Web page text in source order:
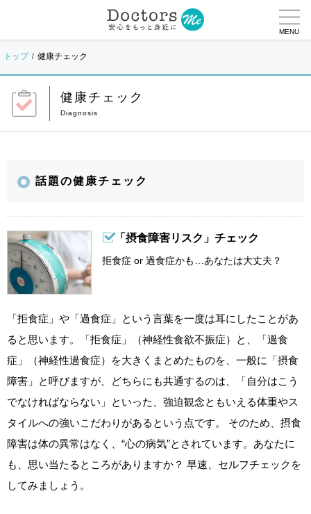
MENU
トップ 健康チェック
健康チェック
話題の健康チェック
「摂食障害リスク」チェック
拒食症 or 過食症かも…あなたは大丈夫？
「拒食症」や「過食症」という言葉を一度は耳にしたことがあ
ると思います。「拒食症」（神経性食欲不振症）と、「過食
症」（神経性過食症）を大きくまとめたものを、一般に「摂食
障害」と呼びますが、どちらにも共通するのは、「自分はこう
でなければならない」といった、強迫観念ともいえる体重やス
タイルへの強いこだわりがあるという点です。 そのため、摂食
障害は体の異常はなく、“心の病気”とされています。あなたに
も、思い当たるところがありますか？ 早速、セルフチェックを
してみましょう。